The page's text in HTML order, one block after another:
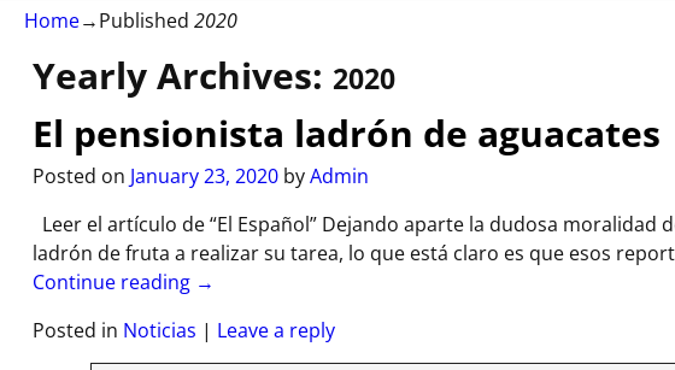
Home→Published 2020
Yearly Archives: 2020
El pensionista ladrón de aguacates
Posted on January 23, 2020 byAdmin
Leer el artículo de “El Español” Dejando aparte la dudosa moralidad
ladrón de fruta a realizar su tarea, lo que está claro es que esos
Continue reading →
Posted in Noticias | Leave a reply